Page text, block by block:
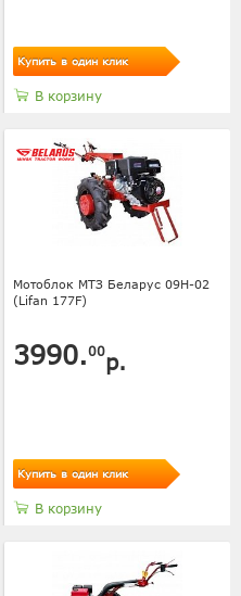
Купить в один клик
В корзину
Мотоблок МТЗ Беларус 09Н-02
(Lifan 177F)
3990.00р.
Купить в один клик
В корзину